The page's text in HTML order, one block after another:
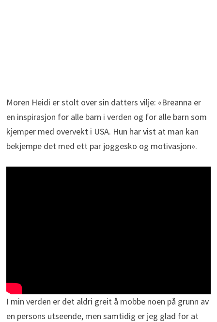
Moren Heidi er stolt over sin datters vilje: «Breanna er
en inspirasjon for alle barn i verden og for alle barn som
kjemper med overvekt i USA. Hun har vist at man kan
bekjempe det med ett par joggesko og motivasjon».
I min verden er det aldri greit å mobbe noen på grunn av
en persons utseende, men samtidig er jeg glad for at